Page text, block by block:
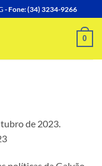
- Fone: (34) 3234-9266
0
de 2023.